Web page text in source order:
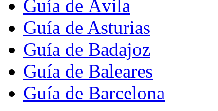
Guía de Ávila
Guía de Asturias
Guía de Badajoz
Guía de Baleares
Guía de Barcelona